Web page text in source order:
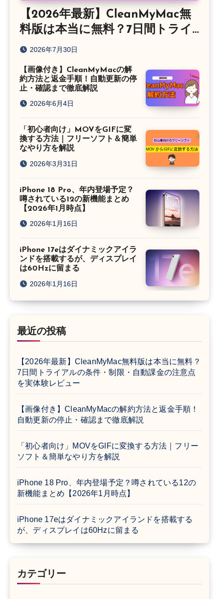
【2026年最新】CleanMyMac無
料版は本当に無料？7日間トライ
アルの条件・制限・自動課金の注
2026年7月30日
【画像付き】CleanMyMacの解
約方法と返金手順！自動更新の停
止・確認まで徹底解説
2026年6月4日
「初心者向け」MOVをGIFに変
換する方法｜フリーソフト＆簡単
なやり方を解説
2026年3月31日
iPhone 18 Pro、年内登場予定？
噂されている12の新機能まとめ
【2026年1月時点】
2026年1月16日
iPhone 17eはダイナミックアイラ
ンドを搭載するが、ディスプレイ
は60Hzに留まる
2026年1月16日
最近の投稿
【2026年最新】CleanMyMac無料版は本当に無料？
7日間トライアルの条件・制限・自動課金の注意点
を実体験レビュー
【画像付き】CleanMyMacの解約方法と返金手順！
自動更新の停止・確認まで徹底解説
「初心者向け」MOVをGIFに変換する方法｜フリー
ソフト＆簡単なやり方を解説
iPhone 18 Pro、年内登場予定？噂されている12の
新機能まとめ【2026年1月時点】
iPhone 17eはダイナミックアイランドを搭載する
が、ディスプレイは60Hzに留まる
カテゴリー